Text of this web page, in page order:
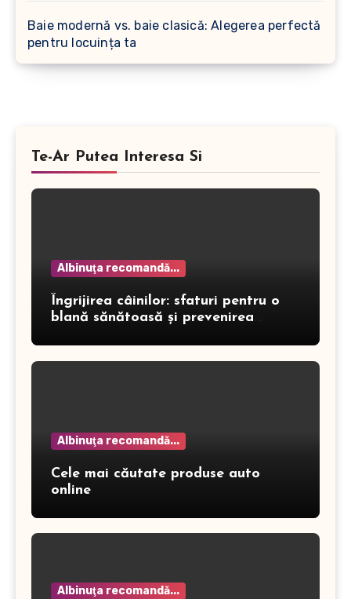
Baie modernă vs. baie clasică: Alegerea perfectă
pentru locuința ta
Te-Ar Putea Interesa Si
Albinuţa recomandă...
Îngrijirea câinilor: sfaturi pentru o
blană sănătoasă și prevenirea
Albinuţa recomandă...
Cele mai căutate produse auto
online
Albinuţa recomandă...